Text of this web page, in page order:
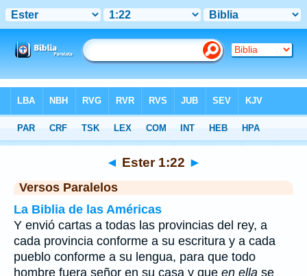
>Ester> Capítulo 1 > Verso 22
◄ Ester 1:22 ►
Versos Paralelos
La Biblia de las Américas
Y envió cartas a todas las provincias del rey, a
cada provincia conforme a su escritura y a cada
pueblo conforme a su lengua, para que todo
hombre fuera señor en su casa y que en ella se